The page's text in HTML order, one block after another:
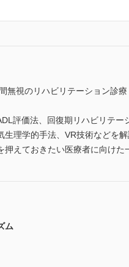
無視のリハビリテーション診療
評価法、回復期リハビリテ
理学的手法、VR技術などを解
えておきたい医療者に向けた
ム